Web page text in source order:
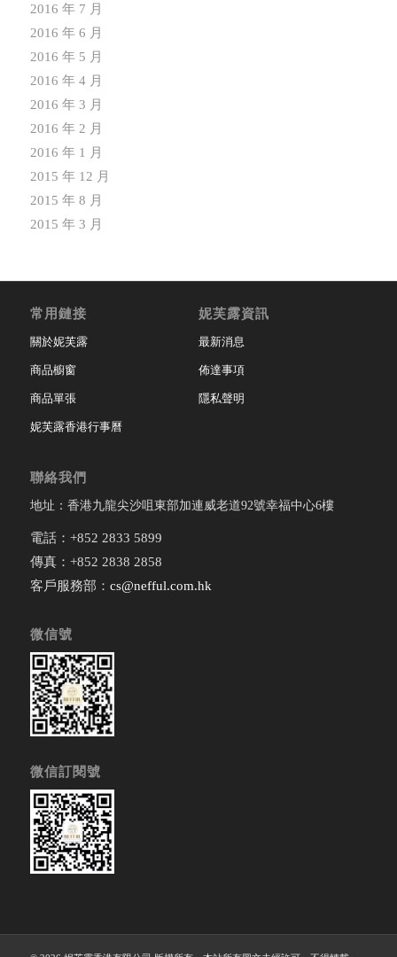
2016 年 7 月
2016 年 6 月
2016 年 5 月
2016 年 4 月
2016 年 3 月
2016 年 2 月
2016 年 1 月
2015 年 12 月
2015 年 8 月
2015 年 3 月
常用鏈接
關於妮芙露
商品櫥窗
商品單張
妮芙露香港行事曆
妮芙露資訊
最新消息
佈達事項
隱私聲明
聯絡我們
地址：香港九龍尖沙咀東部加連威老道92號幸福中心6樓
電話：+852 2833 5899
傳真：+852 2838 2858
客戶服務部： cs@nefful.com.hk
微信號
微信訂閱號